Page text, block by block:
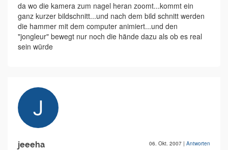
da wo die kamera zum nagel heran zoomt...kommt ein
ganz kurzer bildschnitt...und nach dem bild schnitt werden
die hammer mit dem computer animiert...und den
"jongleur" bewegt nur noch die hände dazu als ob es real
sein würde
jeeeha 06. Okt. 2007 | Antworten